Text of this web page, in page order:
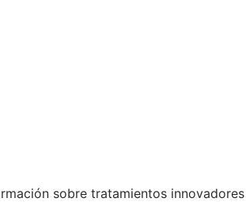
sobre tratamientos